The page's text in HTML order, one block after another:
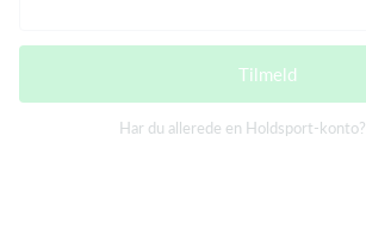
Tilmeld
Har du allerede en Holdsport-konto?